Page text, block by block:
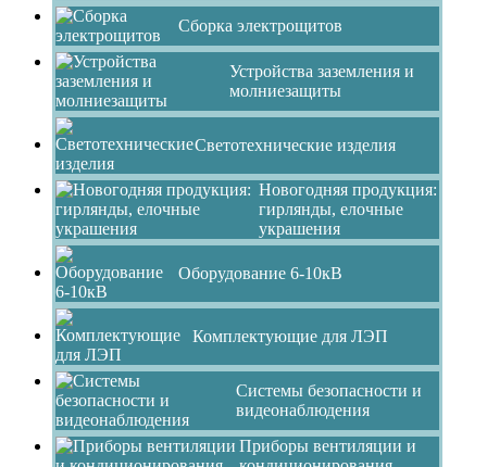
Сборка электрощитов
Устройства заземления и
молниезащиты
Светотехнические изделия
Новогодняя продукция:
гирлянды, елочные
украшения
Оборудование 6-10кВ
Комплектующие для ЛЭП
Системы безопасности и
видеонаблюдения
Приборы вентиляции и